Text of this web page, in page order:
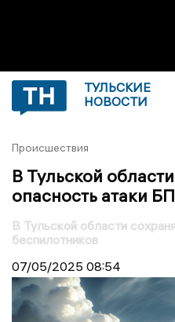
ТУЛЬСКИЕ
НОВОСТИ
Происшествия
В Тульской
опасность атаки
В Тульской области
беспилотников
07/05/2025 08:54